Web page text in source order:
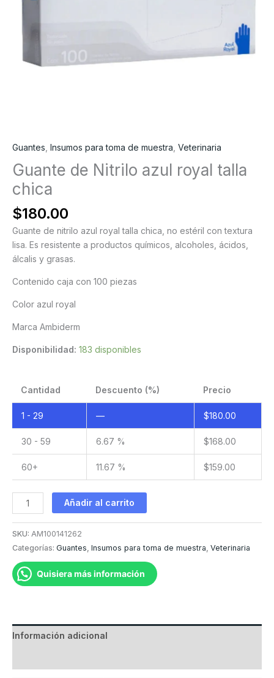
Guantes Insumos para toma de muestra Veterinaria
Guante de Nitrilo azul royal talla
chica
$180.00
Guante de nitrilo azul royal talla chica, no estéril con textura
lisa. Es resistente a productos químicos, alcoholes, ácidos,
álcalis y grasas.
Contenido caja con 100 piezas
Color azul royal
Marca Ambiderm
Disponibilidad: 183 disponibles
Cantidad Descuento (%) Precio
1 - 29 — $180.00
30 - 59 6.67 % $168.00
60+ 11.67 % $159.00
Guante
de
royal
talla
chica
Añadir al carrito
SKU: AM100141262
Categorías: Guantes, Insumos para toma de muestra, Veterinaria
Quisiera más información
Información adicional